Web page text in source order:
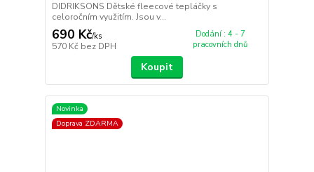
DIDRIKSONS Dětské fleecové tepláčky s
celoročním využitím. Jsou v...
690 Kč/ks
570 Kč bez DPH
Dodání : 4 - 7
pracovních dnů
Koupit
Novinka
Doprava ZDARMA